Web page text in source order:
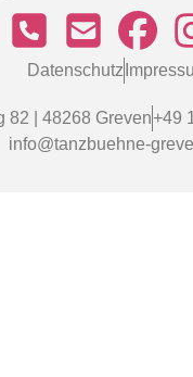
Datenschutz
82 | 48268 Greven+49
info@tanzbuehne-